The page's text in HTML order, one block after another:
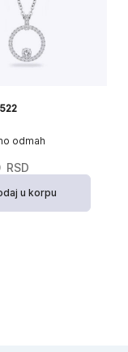
odmah
RSD
u korpu